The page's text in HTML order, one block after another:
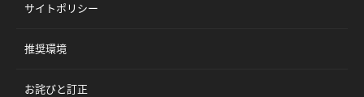
サイトポリシー
推奨環境
お詫びと訂正